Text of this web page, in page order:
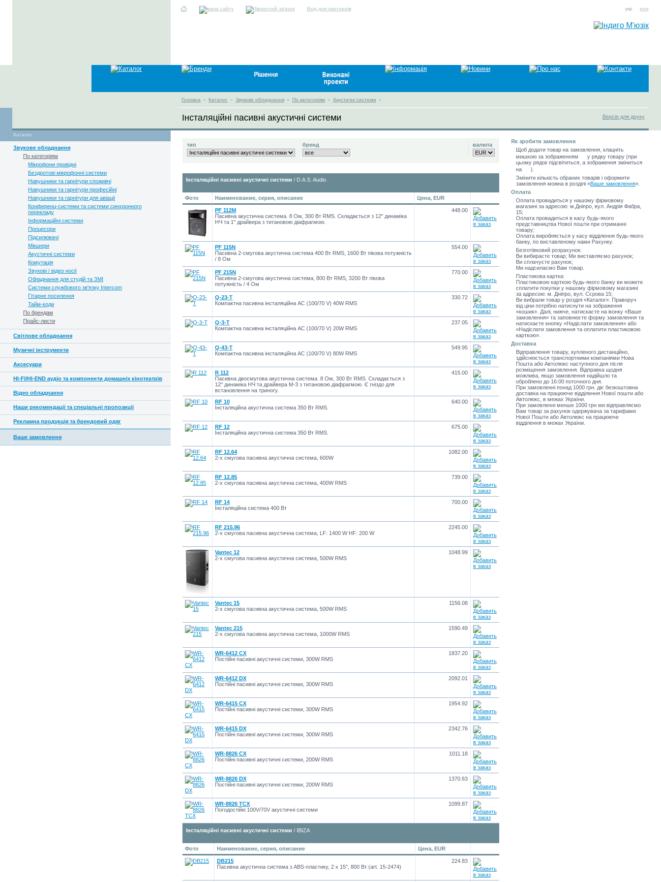
Вхід для партнерів укр eng
Головна » Каталог » Звукове обладнання » По категоріям » Акустичні системи »
Інсталяційні пасивні акустичні системи Версія для друку
Каталог
Звукове обладнання
По категоріям
Мікрофони провідні
Бездротові мікрофонні системи
Навушники та гарнітури споживчі
Навушники та гарнітури професійні
Навушники та гарнітури для авіації
Конференц-системи та системи синхронного
перекладу
Інформаційні системи
Процесори
Підсилювачі
Мікшери
Акустичні системи
Комутація
Звукові / відео носії
Обладнання для студій та ЗМІ
Системи службового зв'язку Intercom
Гітарне посилення
Тайм-коди
По брендам
Прайс-листи
Світлове обладнання
Музичні інструменти
Аксесуари
HI-FI/HI-END аудіо та компоненти домашніх кінотеатрів
Відео обладнання
Наши рекомендації та спеціальні пропозиції
Рекламна продукція та брендовий одяг
Ваше замовлення
валюта
тип бренд
Інсталяційні пасивні акустичні системи / D.A.S. Audio
Фото Наименование, серия, описание Цена, EUR
PF 112M
Пасивна акустична система. 8 Ом, 300 Вт RMS. Складається з 12" динаміка
НЧ та 1" драйвера з титановою діафрагмою.
448.00
PF 115N
Пасивна 2-смугова акустична система 400 Вт RMS, 1600 Вт пікова потужність
/ 8 Ом
554.00
PF 215N
Пасивна 2-смугова акустична система, 800 Вт RMS, 3200 Вт пікова
потужність / 4 Ом
770.00
Q-23-T
Компактна пасивна інсталяційна АС (100/70 V) 40W RMS
330.72
Q-3-T
Компактна пасивна інсталяційна АС (100/70 V) 20W RMS
237.05
Q-43-T
Компактна пасивна інсталяційна АС (100/70 V) 80W RMS
549.95
R 112
Пасивна двосмугова акустична система. 8 Ом, 300 Вт RMS. Складається з
12'' динаміка НЧ та драйвера М-3 з титановою діафрагмою. Є гніздо для
встановлення на триногу.
415.00
RF 10
Інсталяційна акустична система 350 Вт RMS.
640.00
RF 12
Інсталяційна акустична система 350 Вт RMS.
675.00
RF 12.64
2-х смугова пасивна акустична система, 600W
1082.00
RF 12.85
2-х смугова пасивна акустична система, 400W RMS
739.00
RF 14
Інсталяційна система 400 Вт
700.00
RF 215.96
2-х смугова пасивна акустична система, LF: 1400 W HF: 200 W
2245.00
Vantec 12
2-х смугова пасивна акустична система, 500W RMS
1048.99
Vantec 15
2-х смугова пасивна акустична система, 500W RMS
1156.08
Vantec 215
2-х смугова пасивна акустична система, 1000W RMS
1590.49
WR-6412 CX
Постійні пасивні акустичні системи, 300W RMS
1837.20
WR-6412 DX
Постійні пасивні акустичні системи, 300W RMS
2092.01
WR-6415 CX
Постійні пасивні акустичні системи, 300W RMS
1954.92
WR-6415 DX
Постійні пасивні акустичні системи, 300W RMS
2342.76
WR-8826 CX
Постійні пасивні акустичні системи, 200W RMS
1011.18
WR-8826 DX
Постійні пасивні акустичні системи, 200W RMS
1370.63
WR-8826 TCX
Погодостійкі 100V/70V акустичні системи
1099.87
Інсталяційні пасивні акустичні системи / IBIZA
Фото Наименование, серия, описание Цена, EUR
DB215
Пасивна акустична система з ABS-пластику, 2 x 15", 800 Вт (art. 15-2474)
224.83
Як зробити замовлення
Щоб додати товар на замовлення, клацніть
мишкою за зображенням
у рядку товару (при
цьому рядок підсвітиться, а зображення зміниться
на
).
Змінити кількість обраних товарів і оформити
замовлення можна в розділі «Ваше замовлення»
Оплата
Оплата провадиться у нашому фірмовому
магазині за адресою: м.Дніпро, вул. Андрія Фабра,
15;
Оплата провадиться в касу будь-якого
представництва Нової пошти при отриманні
товару;
Оплата виробляється у касу відділення будь-якого
банку, по виставленому нами Рахунку.
Безготівковий розрахунок:
Ви вибираєте товар; Ми виставляємо рахунок;
Ви сплачуєте рахунок;
Ми надсилаємо Вам товар.
Пластикова картка:
Пластиковою карткою будь-якого банку ви можете
сплатити покупки у нашому фірмовому магазині
за адресою: м. Дніпро, вул. Сєрова 15;
Ви вибрали товар у розділі «Каталог». Праворуч
від ціни потрібно натиснути на зображення
«кошик». Далі, нижче, натискаєте на іконку «Ваше
замовлення» та заповнюєте форму замовлення та
натискаєте кнопку «Надіслати замовлення» або
«Надіслати замовлення та оплатити пластиковою
карткою».
Доставка
Відправлення товару, купленого дистанційно,
здійснюється транспортними компаніями Нова
Пошта або Автолюкс наступного дня після
розміщення замовлення. Відправка щодня
можлива, якщо замовлення надійшло та
оброблено до 16:00 поточного дня.
При замовленні понад 1000 грн. діє безкоштовна
доставка на працююче відділення Нової пошти або
Автолюкс, в межах України.
При замовленні менше 1000 грн ми відправляємо
Вам товар за рахунок одержувача за тарифами
Нової Пошти або Автолюкс на працююче
відділення в межах України.